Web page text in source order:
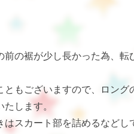
の裾が少し長かった為、
もございますので、ロン
します。
スカート部を詰めるなどし